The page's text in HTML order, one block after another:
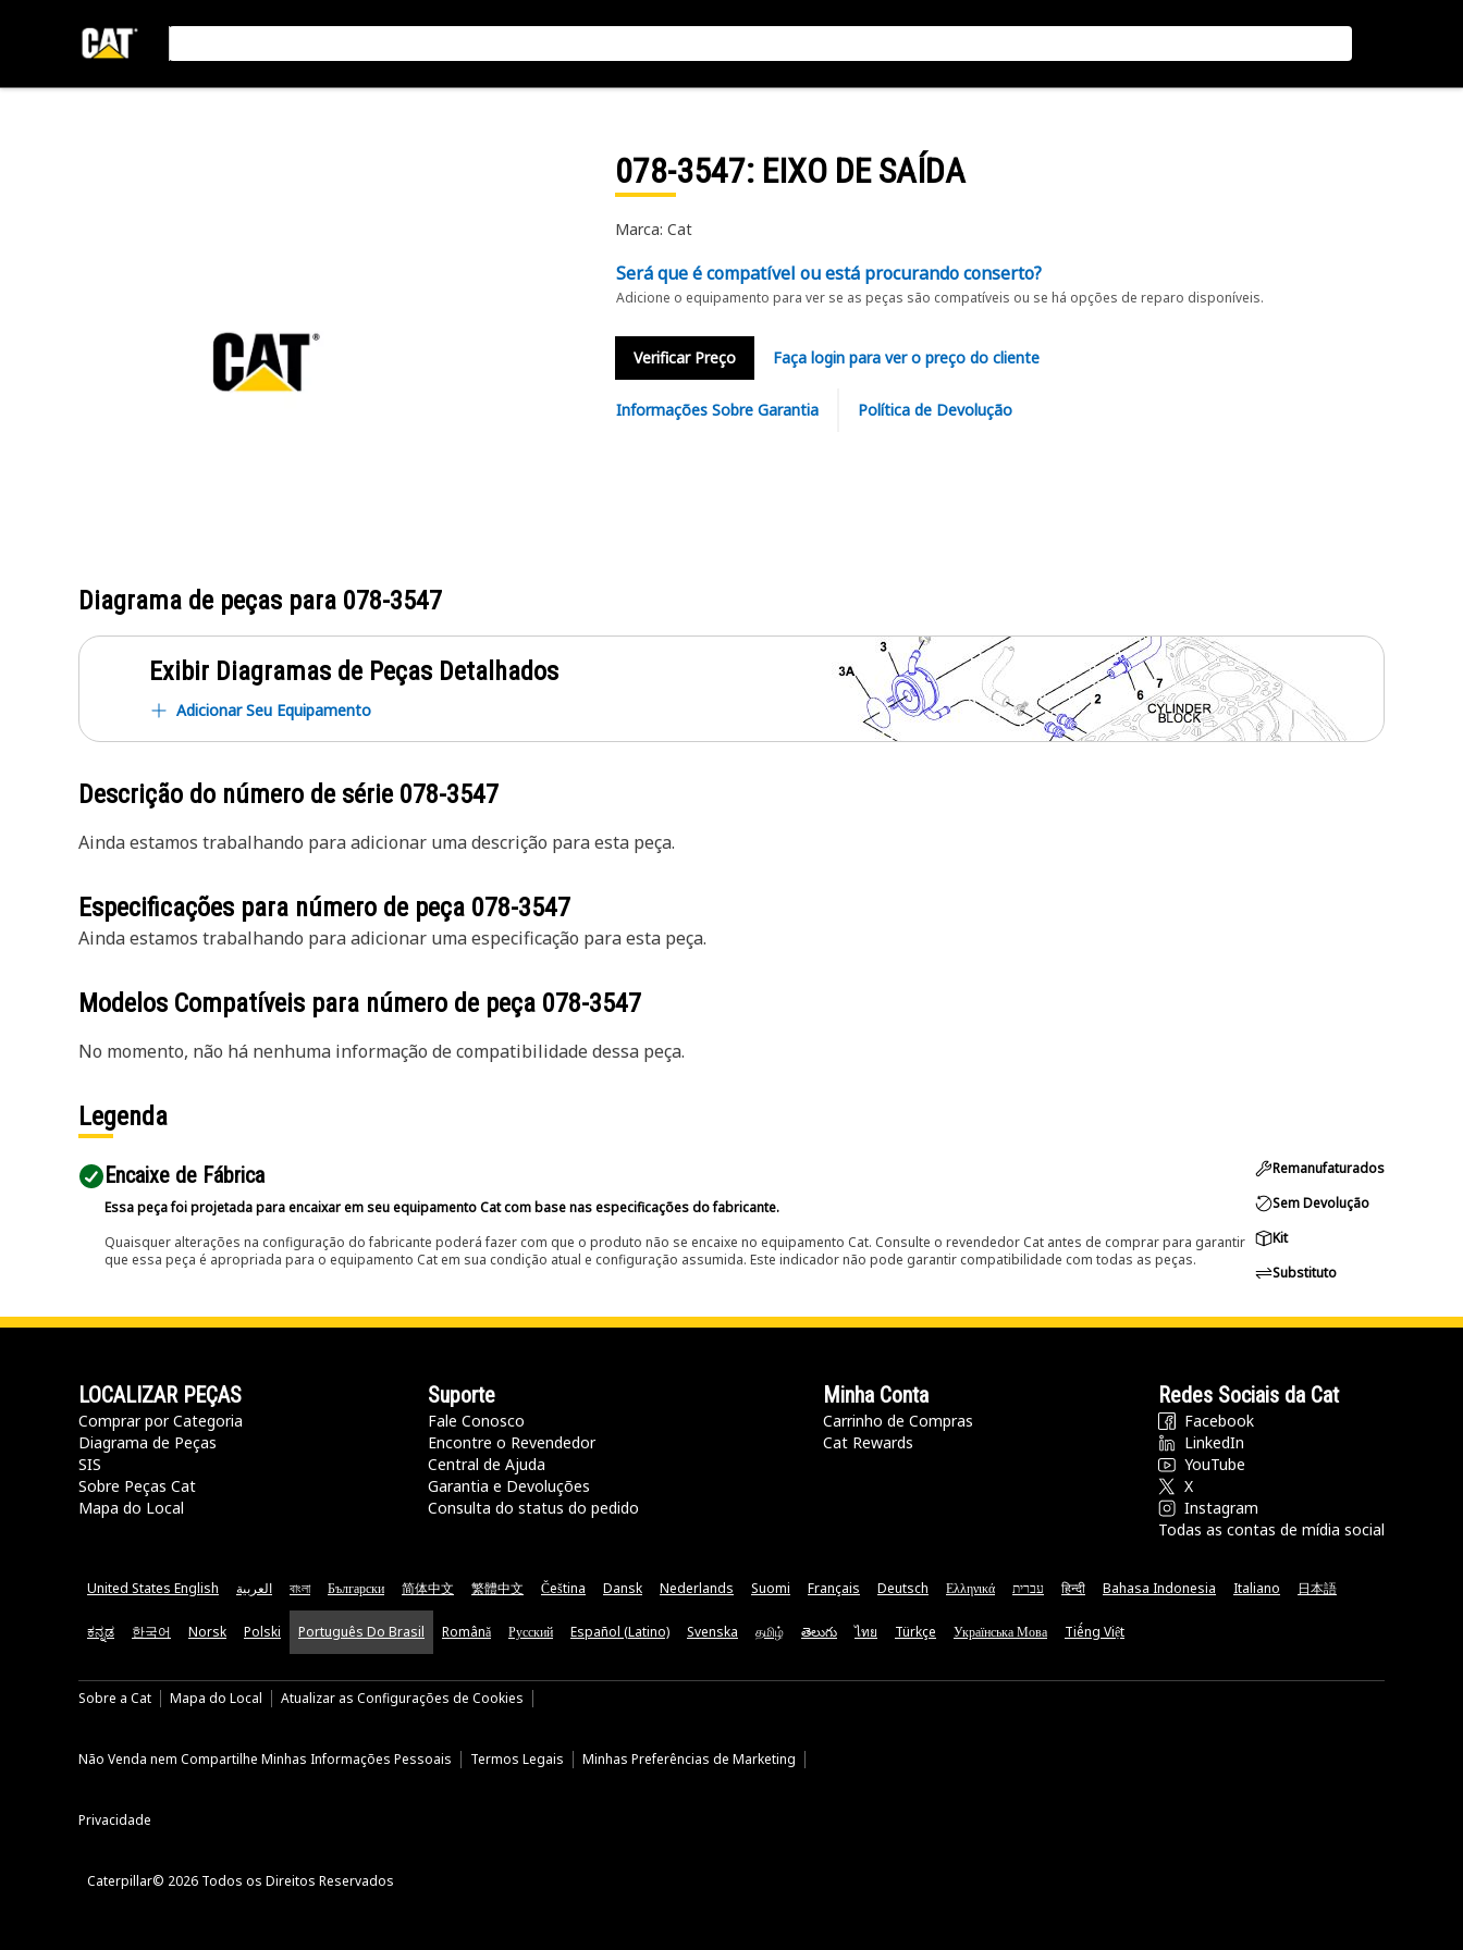
078-3547: EIXO DE SAÍDA
Marca: Cat
Será que é compatível ou está procurando conserto?
Adicione o equipamento para ver se as peças são compatíveis ou se há opções de reparo disponíveis.
Verificar Preço Faça login para ver o preço do cliente
Informações Sobre Garantia Política de Devolução
Diagrama de peças para 078-3547
Exibir Diagramas de Peças Detalhados
Adicionar Seu Equipamento
Descrição do número de série 078-3547
Ainda estamos trabalhando para adicionar uma descrição para esta peça.
Especificações para número de peça 078-3547
Ainda estamos trabalhando para adicionar uma especificação para esta peça.
Modelos Compatíveis para número de peça 078-3547
No momento, não há nenhuma informação de compatibilidade dessa peça.
Legenda
Encaixe de Fábrica
Essa peça foi projetada para encaixar em seu equipamento Cat com base nas especificações do fabricante.
Quaisquer alterações na configuração do fabricante poderá fazer com que o produto não se encaixe no equipamento Cat. Consulte o revendedor Cat antes de comprar para garantir
que essa peça é apropriada para o equipamento Cat em sua condição atual e configuração assumida. Este indicador não pode garantir compatibilidade com todas as peças.
Remanufaturados
Sem Devolução
Kit
Substituto
LOCALIZAR PEÇAS
Comprar por Categoria
Diagrama de Peças
SIS
Sobre Peças Cat
Mapa do Local
Suporte
Fale Conosco
Encontre o Revendedor
Central de Ajuda
Garantia e Devoluções
Consulta do status do pedido
Minha Conta
Carrinho de Compras
Cat Rewards
Redes Sociais da Cat
Facebook
LinkedIn
YouTube
X
Instagram
Todas as contas de mídia social
United States English العربية বাংলা Български 简体中文 繁體中文 Čeština Dansk Nederlands Suomi Français Deutsch Ελληνικά עברית हिन्दी Bahasa Indonesia Italiano 日本語
ಕನ್ನಡ 한국어 Norsk Polski Português Do Brasil Română Русский Español (Latino) Svenska தமிழ் తెలుగు ไทย Türkçe Українська Мова Tiếng Việt
Sobre a Cat Mapa do Local Atualizar as Configurações de Cookies
Não Venda nem Compartilhe Minhas Informações Pessoais Termos Legais Minhas Preferências de Marketing
Privacidade
Caterpillar© 2026 Todos os Direitos Reservados